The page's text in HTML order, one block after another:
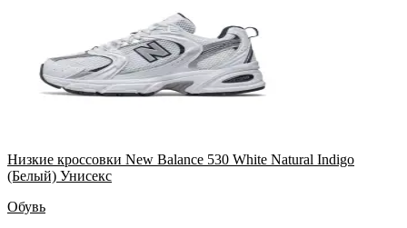
Низкие кроссовки New Balance 530 White Natural Indigo
(Белый) Унисекс
Обувь